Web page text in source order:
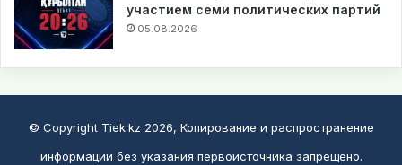
участием семи политических партий
05.08.2026
© Copyright Tiek.kz 2026, Копирование и распространение
информации без указания первоисточника запрещено.